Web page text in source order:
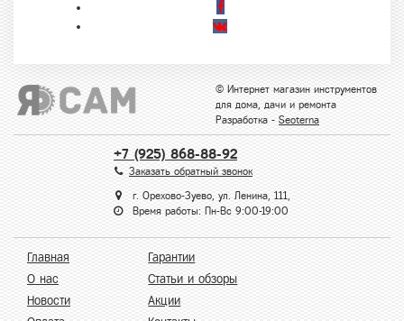
© Интернет магазин инструментов
для дома, дачи и ремонта
Разработка - Seoterna
+7 (925) 868-88-92
Заказать обратный звонок
г. Орехово-Зуево, ул. Ленина, 111,
Время работы: Пн-Вс 9:00-19:00
Главная
О нас
Новости
Гарантии
Статьи и обзоры
Акции